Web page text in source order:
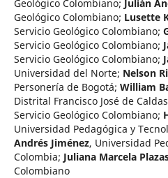
Geológico Colombiano; Julián
Geológico Colombiano; Lusette
Servicio Geológico Colombiano;
Servicio Geológico Colombiano;
Servicio Geológico Colombiano;
Universidad del Norte; Nelson
Personería de Bogotá; William
Distrital Francisco José de Caldas
Servicio Geológico Colombiano;
Universidad Pedagógica y
Andrés Jiménez, Universidad
Colombia; Juliana Marcela
Colombiano